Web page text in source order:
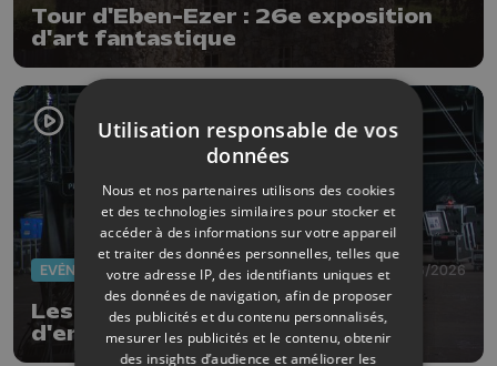
Tour d'Eben-Ezer : 26e exposition
d'art fantastique
EVÈNEMENTS 30/06/2026
Les Ardentes : J-2 avant le coup
d'envoi
Utilisation responsable de vos
données
Nous et nos partenaires utilisons des cookies
et des technologies similaires pour stocker et
accéder à des informations sur votre appareil
et traiter des données personnelles, telles que
votre adresse IP, des identifiants uniques et
des données de navigation, afin de proposer
des publicités et du contenu personnalisés,
mesurer les publicités et le contenu, obtenir
des insights d’audience et améliorer les